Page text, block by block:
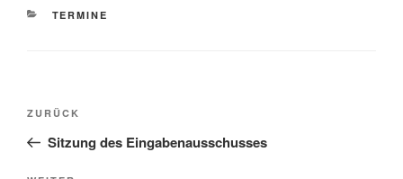
KATEGORIEN
TERMINE
Beitragsnavigation
Vorheriger
Beitrag
ZURÜCK
Sitzung des Eingabenausschusses